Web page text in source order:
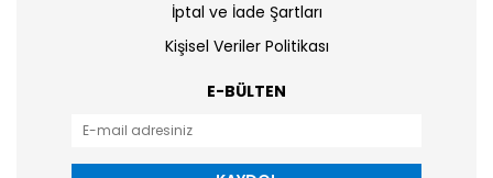
İptal ve İade Şartları
Kişisel Veriler Politikası
E-BÜLTEN